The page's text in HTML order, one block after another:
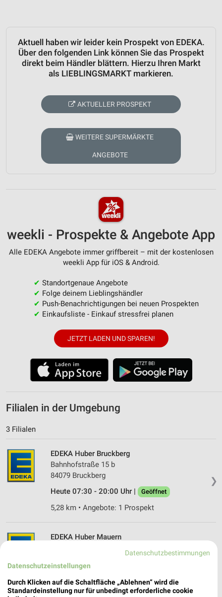
Aktuell haben wir leider kein Prospekt von EDEKA.
Über den folgenden Link können Sie das Prospekt
direkt beim Händler blättern. Hierzu Ihren Markt
als LIEBLINGSMARKT markieren.
AKTUELLER PROSPEKT
WEITERE SUPERMÄRKTE
ANGEBOTE
weekli - Prospekte & Angebote App
Alle EDEKA Angebote immer griffbereit – mit der kostenlosen
weekli App für iOS & Android.
✔ Standortgenaue Angebote
✔ Folge deinem Lieblingshändler
✔ Push-Benachrichtigungen bei neuen Prospekten
✔ Einkaufsliste - Einkauf stressfrei planen
JETZT LADEN UND SPAREN!
Filialen in der Umgebung
3 Filialen
❯
EDEKA Huber Bruckberg
Bahnhofstraße 15 b
84079 Bruckberg
Heute 07:30 - 20:00 Uhr |
Geöffnet
5,28 km • Angebote: 1 Prospekt
EDEKA Huber Mauern
5,56 km • Angebote: 1 Prospekt
Datenschutzbestimmungen
Datenschutzeinstellungen
Durch Klicken auf die Schaltfläche „Ablehnen“ wird die
Standardeinstellung nur für unbedingt erforderliche cookie